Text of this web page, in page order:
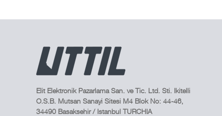
Elit Elektronik Pazarlama San. ve Tic. Ltd. Sti. Ikitelli
O.S.B. Mutsan Sanayi Sitesi M4 Blok No: 44-46,
34490 Basaksehir / Istanbul TURCHIA